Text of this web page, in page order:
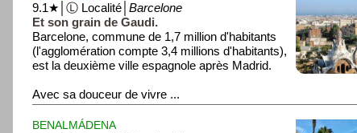
9.1★│Ⓛ Localité│Barcelone
Et son grain de Gaudi.
Barcelone, commune de 1,7 million d'habitants
(l'agglomération compte 3,4 millions d'habitants),
est la deuxième ville espagnole après Madrid.
Avec sa douceur de vivre ...
BENALMÁDENA